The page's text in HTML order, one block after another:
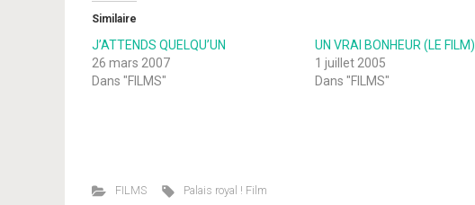
Similaire
J’ATTENDS QUELQU’UN
26 mars 2007
Dans "FILMS"
UN VRAI BONHEUR (LE FILM)
1 juillet 2005
Dans "FILMS"
FILMS Palais royal ! Film